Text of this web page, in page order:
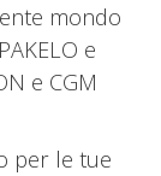
mondo
e
e CGM
per le tue